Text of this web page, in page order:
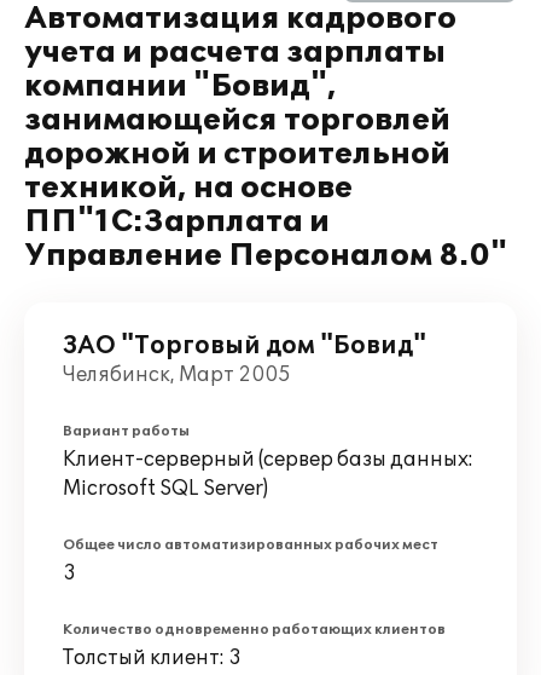
Автоматизация кадрового
учета и расчета зарплаты
компании "Бовид",
занимающейся торговлей
дорожной и строительной
техникой, на основе
ПП"1С:Зарплата и
Управление Персоналом 8.0"
ЗАО "Торговый дом "Бовид"
Челябинск, Март 2005
Вариант работы
Клиент-серверный (сервер базы данных:
Microsoft SQL Server)
Общее число автоматизированных рабочих мест
3
Количество одновременно работающих клиентов
Толстый клиент: 3